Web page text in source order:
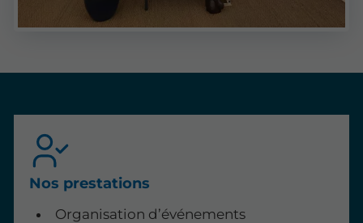
Nos prestations
Organisation d’événements